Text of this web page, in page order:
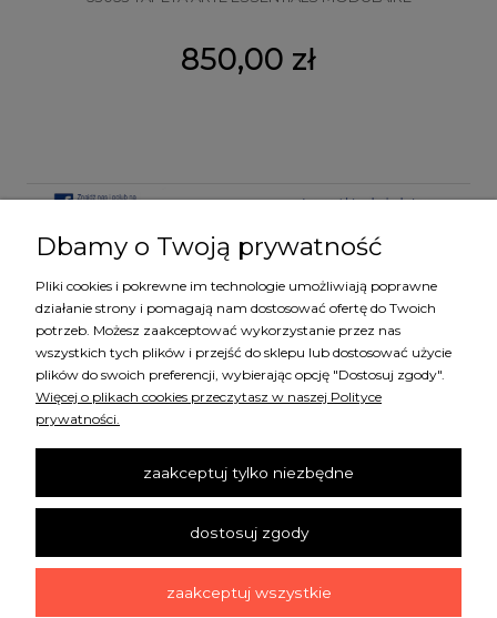
850,00 zł
KATEGORIE
MARKI
ZAKUPY
SZYBKI KONTAKT
INFORMACJE
Dbamy o Twoją prywatność
Pliki cookies i pokrewne im technologie umożliwiają poprawne
działanie strony i pomagają nam dostosować ofertę do Twoich
potrzeb. Możesz zaakceptować wykorzystanie przez nas
wszystkich tych plików i przejść do sklepu lub dostosować użycie
plików do swoich preferencji, wybierając opcję "Dostosuj zgody".
Więcej o plikach cookies przeczytasz w naszej Polityce
prywatności.
zaakceptuj tylko niezbędne
dostosuj zgody
zaakceptuj wszystkie